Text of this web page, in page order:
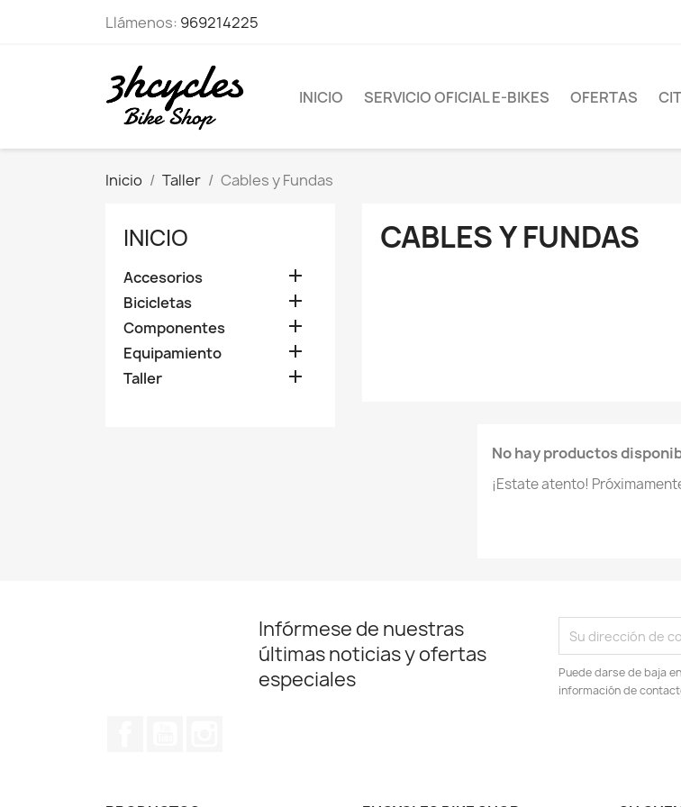
Llámenos: 969214225
INICIO SERVICIO OFICIAL E-BIKES OFERTAS
Inicio Taller Cables y Fundas
INICIO
Accesorios 
Bicicletas 
Componentes 
Equipamiento 
Taller 
CABLES Y FUNDAS
No hay productos
¡Estate atento!
Infórmese de nuestras
últimas noticias y ofertas
especiales
Puede darse de baja
información de